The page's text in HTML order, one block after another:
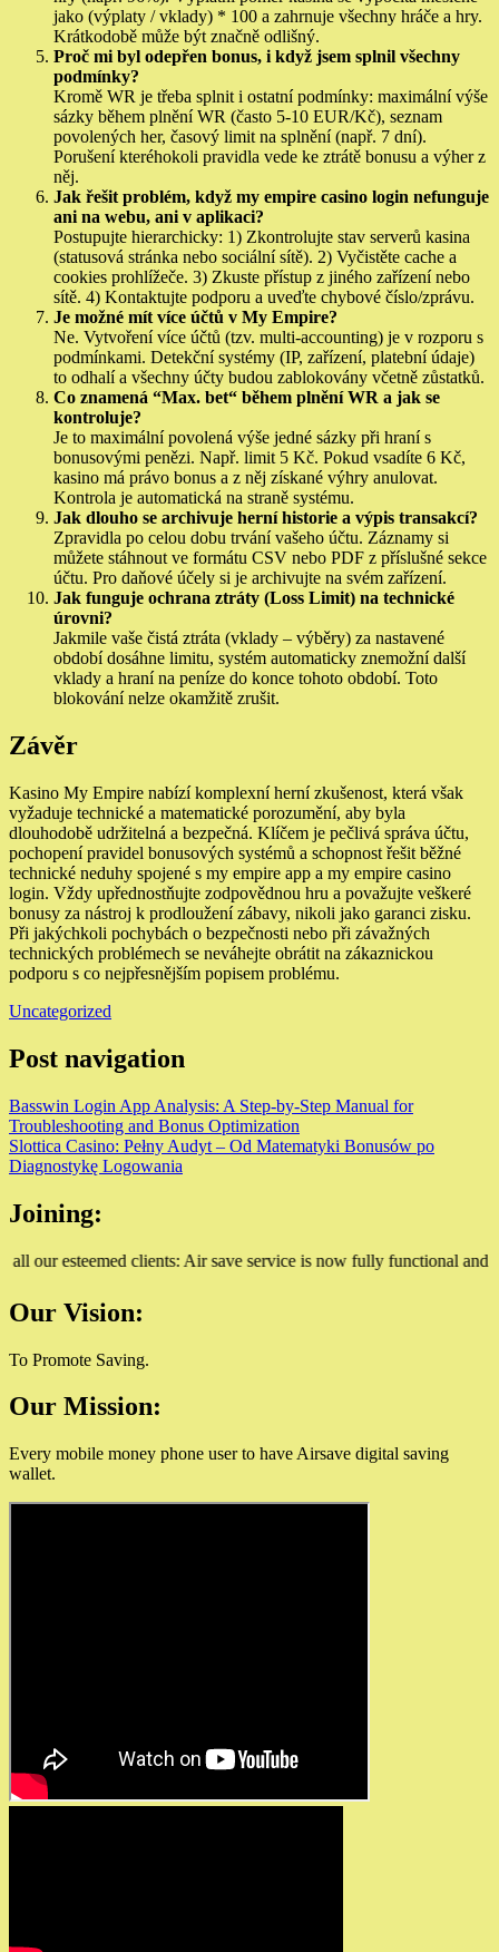
jako (výplaty / vklady) * 100 a zahrnuje všechny hráče a hry.
Krátkodobě může být značně odlišný.
Proč mi byl odepřen bonus, i když jsem splnil všechny
podmínky?
Kromě WR je třeba splnit i ostatní podmínky: maximální výše
sázky během plnění WR (často 5-10 EUR/Kč), seznam
povolených her, časový limit na splnění (např. 7 dní).
Porušení kteréhokoli pravidla vede ke ztrátě bonusu a výher z
něj.
Jak řešit problém, když my empire casino login nefunguje
ani na webu, ani v aplikaci?
Postupujte hierarchicky: 1) Zkontrolujte stav serverů kasina
(statusová stránka nebo sociální sítě). 2) Vyčistěte cache a
cookies prohlížeče. 3) Zkuste přístup z jiného zařízení nebo
sítě. 4) Kontaktujte podporu a uveďte chybové číslo/zprávu.
Je možné mít více účtů v My Empire?
Ne. Vytvoření více účtů (tzv. multi-accounting) je v rozporu s
podmínkami. Detekční systémy (IP, zařízení, platební údaje)
to odhalí a všechny účty budou zablokovány včetně zůstatků.
Co znamená “Max. bet“ během plnění WR a jak se
kontroluje?
Je to maximální povolená výše jedné sázky při hraní s
bonusovými penězi. Např. limit 5 Kč. Pokud vsadíte 6 Kč,
kasino má právo bonus a z něj získané výhry anulovat.
Kontrola je automatická na straně systému.
Jak dlouho se archivuje herní historie a výpis transakcí?
Zpravidla po celou dobu trvání vašeho účtu. Záznamy si
můžete stáhnout ve formátu CSV nebo PDF z příslušné sekce
účtu. Pro daňové účely si je archivujte na svém zařízení.
Jak funguje ochrana ztráty (Loss Limit) na technické
úrovni?
Jakmile vaše čistá ztráta (vklady – výběry) za nastavené
období dosáhne limitu, systém automaticky znemožní další
vklady a hraní na peníze do konce tohoto období. Toto
blokování nelze okamžitě zrušit.
Závěr
Kasino My Empire nabízí komplexní herní zkušenost, která však
vyžaduje technické a matematické porozumění, aby byla
dlouhodobě udržitelná a bezpečná. Klíčem je pečlivá správa účtu,
pochopení pravidel bonusových systémů a schopnost řešit běžné
technické neduhy spojené s my empire app a my empire casino
login. Vždy upřednostňujte zodpovědnou hru a považujte veškeré
bonusy za nástroj k prodloužení zábavy, nikoli jako garanci zisku.
Při jakýchkoli pochybách o bezpečnosti nebo při závažných
technických problémech se neváhejte obrátit na zákaznickou
podporu s co nejpřesnějším popisem problému.
Uncategorized
Post navigation
Basswin Login App Analysis: A Step-by-Step Manual for
Troubleshooting and Bonus Optimization
Slottica Casino: Pełny Audyt – Od Matematyki Bonusów po
Diagnostykę Logowania
Joining:
esteemed clients: Air save service is now fully functional and can
Our Vision:
To Promote Saving.
Our Mission:
Every mobile money phone user to have Airsave digital saving
wallet.